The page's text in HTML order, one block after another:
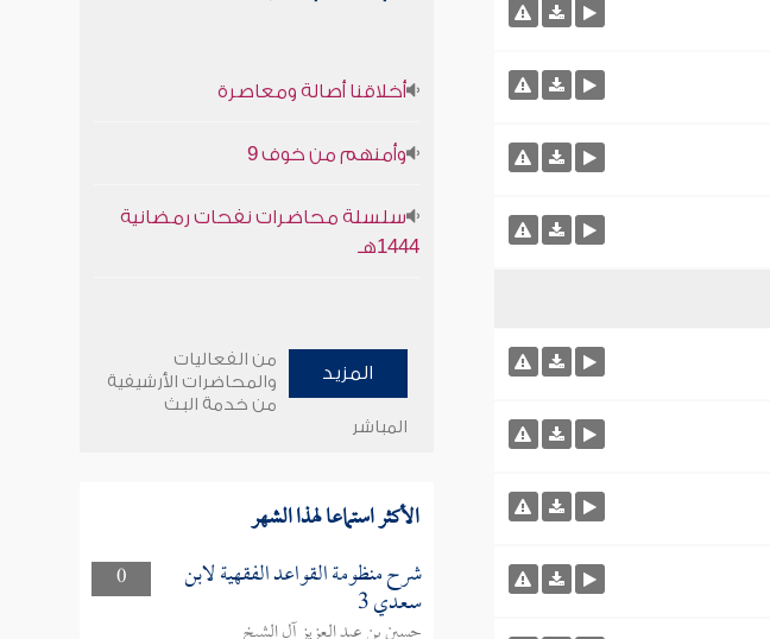
أخلاقنا أصالة ومعاصرة
وأمنهم من خوف 9
سلسلة محاضرات نفحات رمضانية
1444هـ
المزيد
من الفعاليات
والمحاضرات الأرشيفية
من خدمة البث
المباشر
الأكثر استماعا لهذا الشهر
0 شرح منظومة القواعد الفقهية لابن
سعدي 3